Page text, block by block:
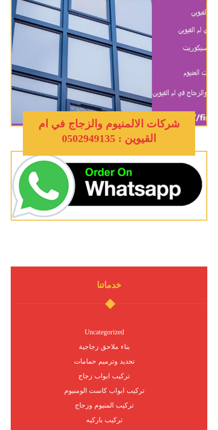
شركات الالمنيوم والزجاج في ام
القيوين : 0502949135
خدماتنا
Uncategorized
بناء ملاحق زجاجية
تجديد وترميم حمامات
تركيب ابواب زجاج
تركيب ابواب كاست الومنيوم
تركيب المنيوم وزجاج
تركيب باركيه